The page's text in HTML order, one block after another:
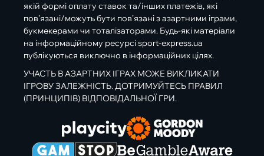
якій формі оплату ставок та/інших платежів, які
пов’язані/можуть бути пов’язані з азартними іграми,
букмекерами чи тоталізаторами. Будь-які матеріали
на інформаційному ресурсі sport-express.ua
публікуються виключно в інформаційних цілях.
УЧАСТЬ В АЗАРТНИХ ІГРАХ МОЖЕ ВИКЛИКАТИ
ІГРОВУ ЗАЛЕЖНІСТЬ. ДОТРИМУЙТЕСЬ ПРАВИЛ
(ПРИНЦИПІВ) ВІДПОВІДАЛЬНОЇ ГРИ.